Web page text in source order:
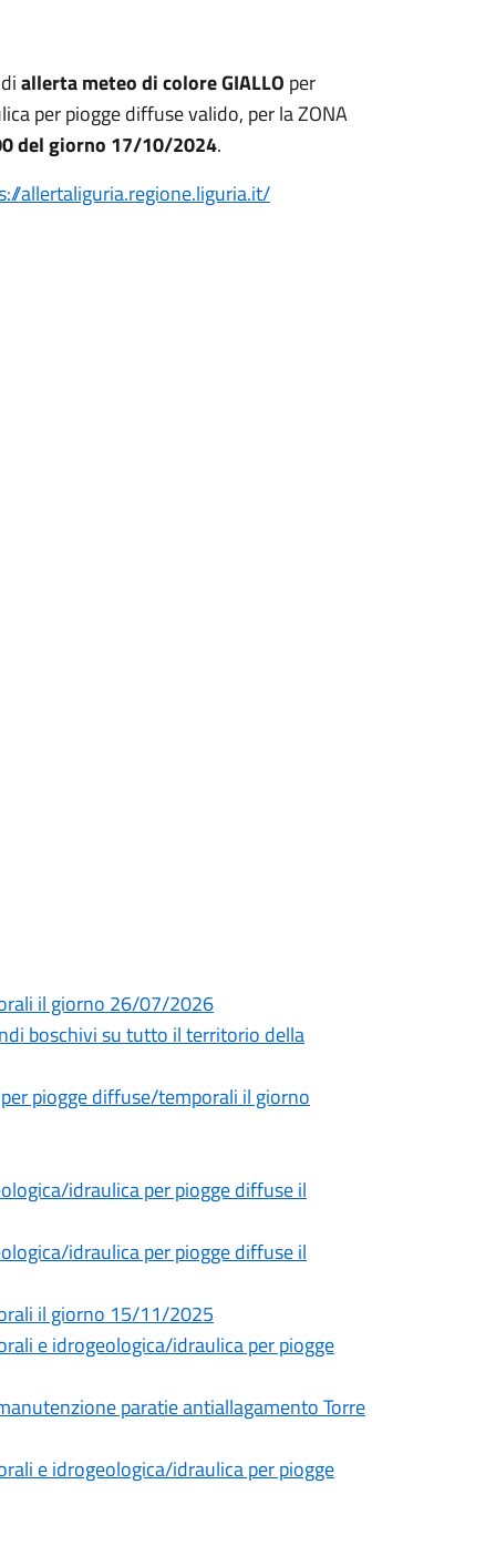
allerta meteo di colore GIALLO per
per piogge diffuse valido, per la ZONA
del giorno 17/10/2024.
allertaliguria.regione.liguria.it/
il giorno 26/07/2026
boschivi su tutto il territorio della
piogge diffuse/temporali il giorno
idraulica per piogge diffuse il
idraulica per piogge diffuse il
il giorno 15/11/2025
e idrogeologica/idraulica per piogge
paratie antiallagamento Torre
e idrogeologica/idraulica per piogge